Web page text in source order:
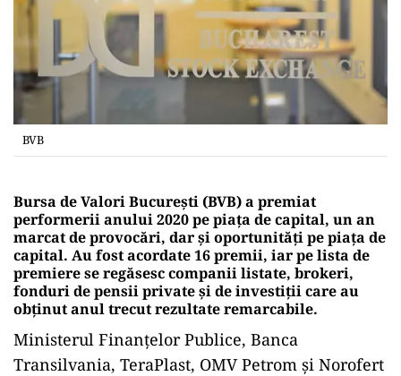
BVB
Bursa de Valori București (BVB) a premiat
performerii anului 2020 pe piața de capital, un an
marcat de provocări, dar și oportunități pe piața de
capital. Au fost acordate 16 premii, iar pe lista de
premiere se regăsesc companii listate, brokeri,
fonduri de pensii private și de investiții care au
obținut anul trecut rezultate remarcabile.
Ministerul Finanțelor Publice, Banca
Transilvania, TeraPlast, OMV Petrom și Norofert